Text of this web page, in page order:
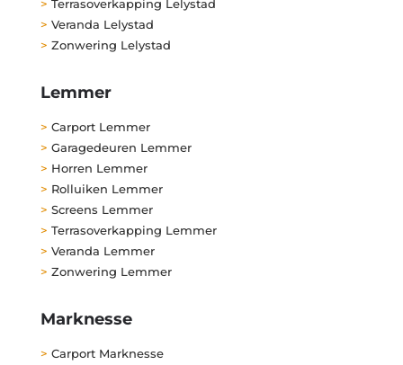
> Terrasoverkapping Lelystad
> Veranda Lelystad
> Zonwering Lelystad
Lemmer
> Carport Lemmer
> Garagedeuren Lemmer
> Horren Lemmer
> Rolluiken Lemmer
> Screens Lemmer
> Terrasoverkapping Lemmer
> Veranda Lemmer
> Zonwering Lemmer
Marknesse
> Carport Marknesse